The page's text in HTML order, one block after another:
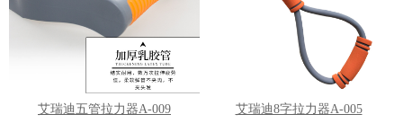
艾瑞迪五管拉力器A-009 艾瑞迪8字拉力器A-005